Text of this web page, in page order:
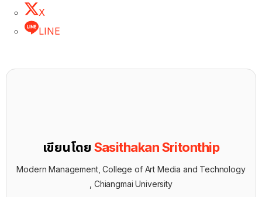
X
LINE
เขียนโดย Sasithakan Sritonthip
Modern Management, College of Art Media and Technology
, Chiangmai University